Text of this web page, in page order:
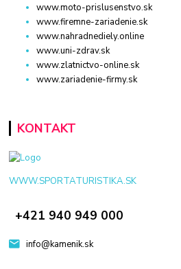
www.moto-prislusenstvo.sk
www.firemne-zariadenie.sk
www.nahradnediely.online
www.uni-zdrav.sk
www.zlatnictvo-online.sk
www.zariadenie-firmy.sk
KONTAKT
WWW.SPORTATURISTIKA.SK
+421 940 949 000
info@kamenik.sk